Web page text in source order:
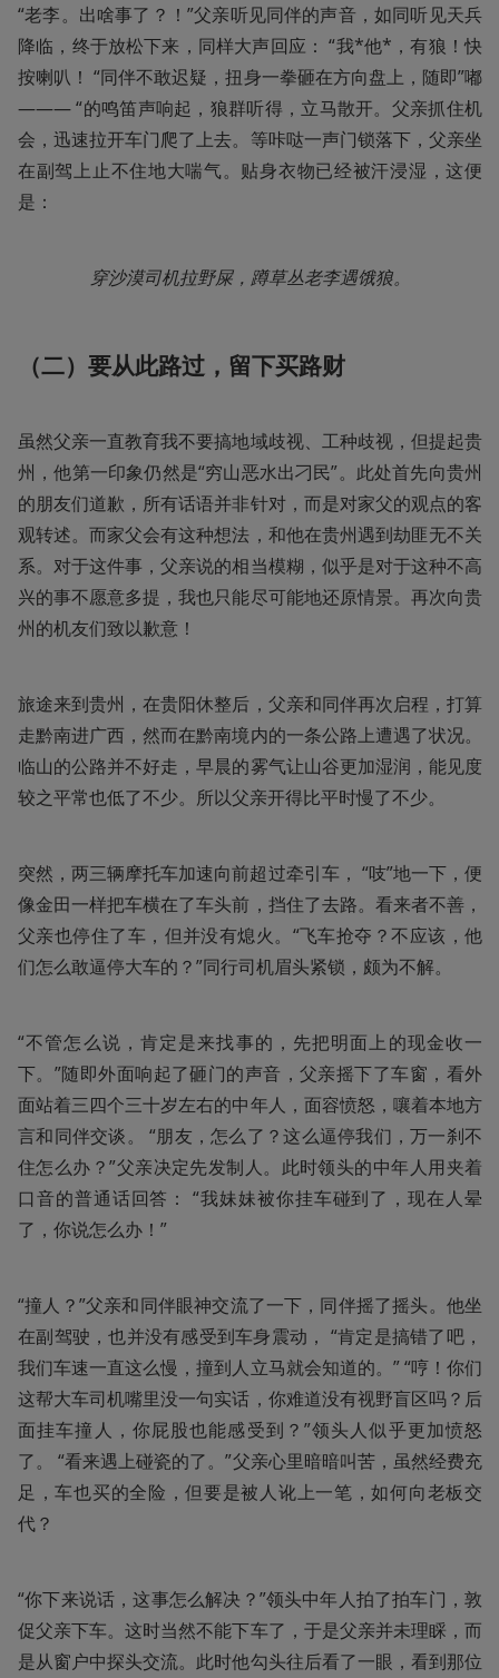
“老李。出啥事了？！”父亲听见同伴的声音，如同听见天兵
降临，终于放松下来，同样大声回应： “我*他*，有狼！快
按喇叭！ “同伴不敢迟疑，扭身一拳砸在方向盘上，随即”嘟
——— “的鸣笛声响起，狼群听得，立马散开。父亲抓住机
会，迅速拉开车门爬了上去。等咔哒一声门锁落下，父亲坐
在副驾上止不住地大喘气。贴身衣物已经被汗浸湿，这便
是：
穿沙漠司机拉野屎，蹲草丛老李遇饿狼。
（二）要从此路过，留下买路财
虽然父亲一直教育我不要搞地域歧视、工种歧视，但提起贵
州，他第一印象仍然是“穷山恶水出刁民”。此处首先向贵州
的朋友们道歉，所有话语并非针对，而是对家父的观点的客
观转述。而家父会有这种想法，和他在贵州遇到劫匪无不关
系。对于这件事，父亲说的相当模糊，似乎是对于这种不高
兴的事不愿意多提，我也只能尽可能地还原情景。再次向贵
州的机友们致以歉意！
旅途来到贵州，在贵阳休整后，父亲和同伴再次启程，打算
走黔南进广西，然而在黔南境内的一条公路上遭遇了状况。
临山的公路并不好走，早晨的雾气让山谷更加湿润，能见度
较之平常也低了不少。所以父亲开得比平时慢了不少。
突然，两三辆摩托车加速向前超过牵引车， “吱”地一下，便
像金田一样把车横在了车头前，挡住了去路。看来者不善，
父亲也停住了车，但并没有熄火。“飞车抢夺？不应该，他
们怎么敢逼停大车的？”同行司机眉头紧锁，颇为不解。
“不管怎么说，肯定是来找事的，先把明面上的现金收一
下。”随即外面响起了砸门的声音，父亲摇下了车窗，看外
面站着三四个三十岁左右的中年人，面容愤怒，嚷着本地方
言和同伴交谈。 “朋友，怎么了？这么逼停我们，万一刹不
住怎么办？”父亲决定先发制人。此时领头的中年人用夹着
口音的普通话回答： “我妹妹被你挂车碰到了，现在人晕
了，你说怎么办！”
“撞人？”父亲和同伴眼神交流了一下，同伴摇了摇头。他坐
在副驾驶，也并没有感受到车身震动， “肯定是搞错了吧，
我们车速一直这么慢，撞到人立马就会知道的。” “哼！你们
这帮大车司机嘴里没一句实话，你难道没有视野盲区吗？后
面挂车撞人，你屁股也能感受到？”领头人似乎更加愤怒
了。 “看来遇上碰瓷的了。”父亲心里暗暗叫苦，虽然经费充
足，车也买的全险，但要是被人讹上一笔，如何向老板交
代？
“你下来说话，这事怎么解决？”领头中年人拍了拍车门，敦
促父亲下车。这时当然不能下车了，于是父亲并未理睬，而
是从窗户中探头交流。此时他勾头往后看了一眼，看到那位